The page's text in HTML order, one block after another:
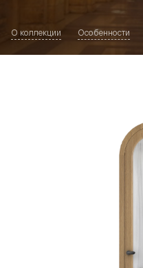
О коллекции Особенности